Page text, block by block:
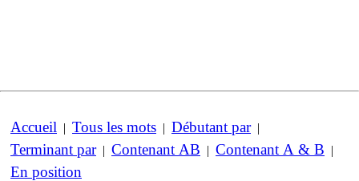
Accueil | Tous les mots | Débutant par|
Terminant par| Contenant AB | Contenant A & B |
En position